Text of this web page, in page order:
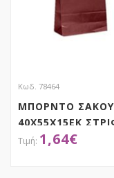
Κωδ. 78464
ΜΠΟΡΝΤΟ
40X55X15EK
ΧΕΡΙ1,64€